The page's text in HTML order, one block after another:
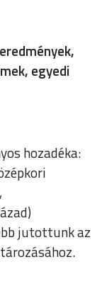
egyedi
hozadéka:
jutottunk az